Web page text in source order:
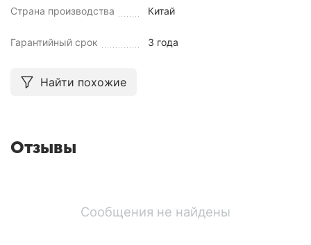
Страна производства Китай
Гарантийный срок 3 года
Найти похожие
Отзывы
Сообщения не найдены